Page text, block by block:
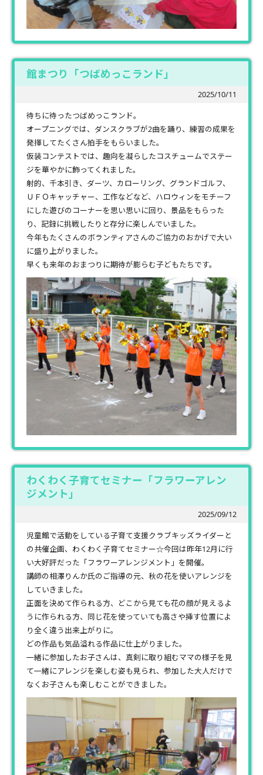
館まつり「つばめっこランド」
2025/10/11
待ちに待ったつばめっこランド。
オープニングでは、ダンスクラブが2曲を踊り、練習の成果を
発揮してたくさん拍手をもらいました。
仮装コンテストでは、趣向を凝らしたコスチュームでステー
ジを華やかに飾ってくれました。
射的、千本引き、ダーツ、カローリング、グランドゴルフ、
ＵＦＯキャッチャー、工作などなど、ハロウィンをモチーフ
にした遊びのコーナーを思い思いに回り、景品をもらった
り、記録に挑戦したりと存分に楽しんでいました。
今年もたくさんのボランティアさんのご協力のおかげで大い
に盛り上がりました。
早くも来年のおまつりに期待が膨らむ子どもたちです。
わくわく子育てセミナー「フラワーアレン
ジメント」
2025/09/12
児童館で活動をしている子育て支援クラブキッズライダーと
の共催企画、わくわく子育てセミナー☆今回は昨年12月に行
い大好評だった「フラワーアレンジメント」を開催。
講師の相澤りんか氏のご指導の元、秋の花を使いアレンジを
していきました。
正面を決めて作られる方、どこから見ても花の顔が見えるよ
うに作られる方、同じ花を使っていても高さや挿す位置によ
り全く違う出来上がりに。
どの作品も気品溢れる作品に仕上がりました。
一緒に参加したお子さんは、真剣に取り組むママの様子を見
て一緒にアレンジを楽しむ姿も見られ、参加した大人だけで
なくお子さんも楽しむことができました。